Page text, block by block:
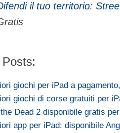
il tuo territorio:
giochi per iPad a
giochi di corse gratuiti per
Dead 2 disponibile gratis
app per iPad: disponibile